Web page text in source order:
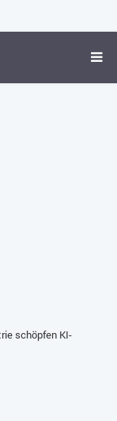
schöpfen KI-